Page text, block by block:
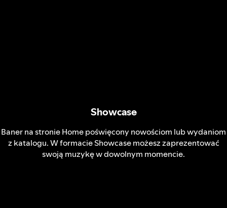
Showcase
Baner na stronie Home poświęcony nowościom lub wydaniom
z katalogu. W formacie Showcase możesz zaprezentować
swoją muzykę w dowolnym momencie.